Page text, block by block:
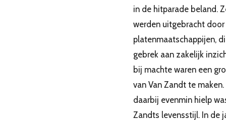
in de hitparade beland.
werden uitgebracht
platenmaatschappijen,
gebrek aan zakelijk
bij machte waren een
van Van Zandt te
daarbij evenmin hielp
Zandts levensstijl. In de